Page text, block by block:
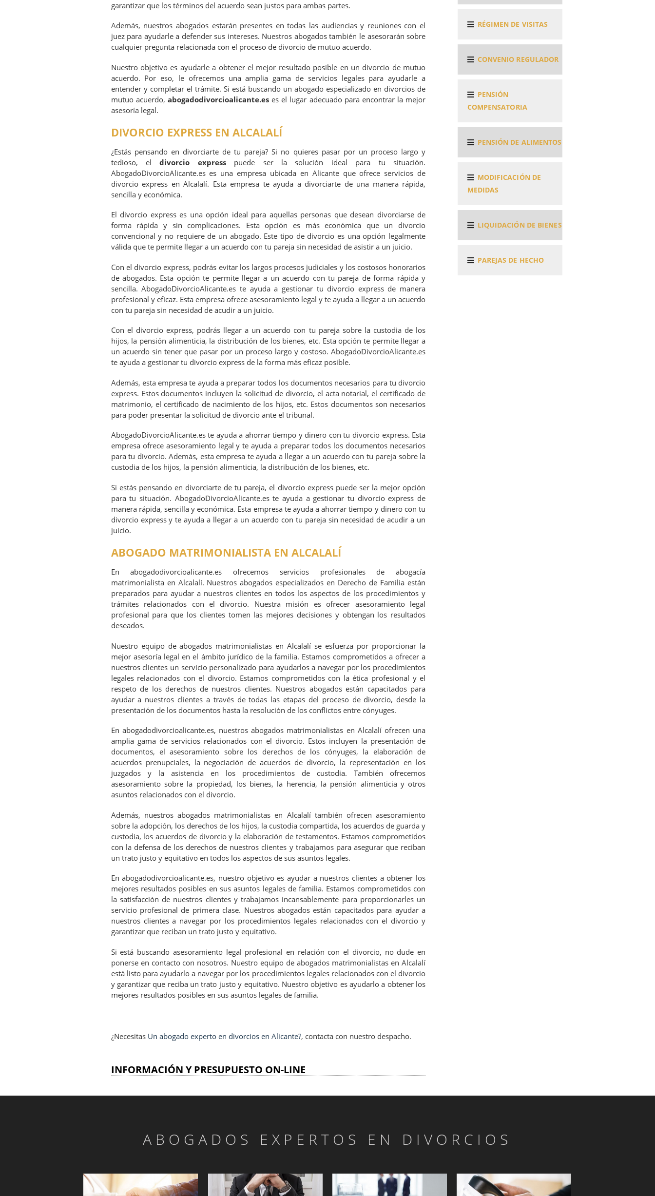
garantizar que los términos del acuerdo sean justos para ambas partes.
Además, nuestros abogados estarán presentes en todas las audiencias y reuniones con el
juez para ayudarle a defender sus intereses. Nuestros abogados también le asesorarán sobre
cualquier pregunta relacionada con el proceso de divorcio de mutuo acuerdo.
Nuestro objetivo es ayudarle a obtener el mejor resultado posible en un divorcio de mutuo
acuerdo. Por eso, le ofrecemos una amplia gama de servicios legales para ayudarle a
entender y completar el trámite. Si está buscando un abogado especializado en divorcios de
mutuo acuerdo, abogadodivorcioalicante.eses el lugar adecuado para encontrar la mejor
asesoría legal.
DIVORCIO EXPRESS EN ALCALALÍ
¿Estás pensando en divorciarte de tu pareja? Si no quieres pasar por un proceso largo y
tedioso, eldivorcio expresspuede ser la solución ideal para tu situación.
AbogadoDivorcioAlicante.es es una empresa ubicada en Alicante que ofrece servicios de
divorcio express en Alcalalí. Esta empresa te ayuda a divorciarte de una manera rápida,
sencilla y económica.
El divorcio express es una opción ideal para aquellas personas que desean divorciarse de
forma rápida y sin complicaciones. Esta opción es más económica que un divorcio
convencional y no requiere de un abogado. Este tipo de divorcio es una opción legalmente
válida que te permite llegar a un acuerdo con tu pareja sin necesidad de asistir a un juicio.
Con el divorcio express, podrás evitar los largos procesos judiciales y los costosos honorarios
de abogados. Esta opción te permite llegar a un acuerdo con tu pareja de forma rápida y
sencilla. AbogadoDivorcioAlicante.es te ayuda a gestionar tu divorcio express de manera
profesional y eficaz. Esta empresa ofrece asesoramiento legal y te ayuda a llegar a un acuerdo
con tu pareja sin necesidad de acudir a un juicio.
Con el divorcio express, podrás llegar a un acuerdo con tu pareja sobre la custodia de los
hijos, la pensión alimenticia, la distribución de los bienes, etc. Esta opción te permite llegar a
un acuerdo sin tener que pasar por un proceso largo y costoso. AbogadoDivorcioAlicante.es
te ayuda a gestionar tu divorcio express de la forma más eficaz posible.
Además, esta empresa te ayuda a preparar todos los documentos necesarios para tu divorcio
express. Estos documentos incluyen la solicitud de divorcio, el acta notarial, el certificado de
matrimonio, el certificado de nacimiento de los hijos, etc. Estos documentos son necesarios
para poder presentar la solicitud de divorcio ante el tribunal.
AbogadoDivorcioAlicante.es te ayuda a ahorrar tiempo y dinero con tu divorcio express. Esta
empresa ofrece asesoramiento legal y te ayuda a preparar todos los documentos necesarios
para tu divorcio. Además, esta empresa te ayuda a llegar a un acuerdo con tu pareja sobre la
custodia de los hijos, la pensión alimenticia, la distribución de los bienes, etc.
Si estás pensando en divorciarte de tu pareja, el divorcio express puede ser la mejor opción
para tu situación. AbogadoDivorcioAlicante.es te ayuda a gestionar tu divorcio express de
manera rápida, sencilla y económica. Esta empresa te ayuda a ahorrar tiempo y dinero con tu
divorcio express y te ayuda a llegar a un acuerdo con tu pareja sin necesidad de acudir a un
juicio.
ABOGADO MATRIMONIALISTA EN ALCALALÍ
En abogadodivorcioalicante.es ofrecemos servicios profesionales de abogacía
matrimonialista en Alcalalí. Nuestros abogados especializados en Derecho de Familia están
preparados para ayudar a nuestros clientes en todos los aspectos de los procedimientos y
trámites relacionados con el divorcio. Nuestra misión es ofrecer asesoramiento legal
profesional para que los clientes tomen las mejores decisiones y obtengan los resultados
deseados.
Nuestro equipo de abogados matrimonialistas en Alcalalí se esfuerza por proporcionar la
mejor asesoría legal en el ámbito jurídico de la familia. Estamos comprometidos a ofrecer a
nuestros clientes un servicio personalizado para ayudarlos a navegar por los procedimientos
legales relacionados con el divorcio. Estamos comprometidos con la ética profesional y el
respeto de los derechos de nuestros clientes. Nuestros abogados están capacitados para
ayudar a nuestros clientes a través de todas las etapas del proceso de divorcio, desde la
presentación de los documentos hasta la resolución de los conflictos entre cónyuges.
En abogadodivorcioalicante.es, nuestros abogados matrimonialistas en Alcalalí ofrecen una
amplia gama de servicios relacionados con el divorcio. Estos incluyen la presentación de
documentos, el asesoramiento sobre los derechos de los cónyuges, la elaboración de
acuerdos prenupciales, la negociación de acuerdos de divorcio, la representación en los
juzgados y la asistencia en los procedimientos de custodia. También ofrecemos
asesoramiento sobre la propiedad, los bienes, la herencia, la pensión alimenticia y otros
asuntos relacionados con el divorcio.
Además, nuestros abogados matrimonialistas en Alcalalí también ofrecen asesoramiento
sobre la adopción, los derechos de los hijos, la custodia compartida, los acuerdos de guarda y
custodia, los acuerdos de divorcio y la elaboración de testamentos. Estamos comprometidos
con la defensa de los derechos de nuestros clientes y trabajamos para asegurar que reciban
un trato justo y equitativo en todos los aspectos de sus asuntos legales.
En abogadodivorcioalicante.es, nuestro objetivo es ayudar a nuestros clientes a obtener los
mejores resultados posibles en sus asuntos legales de familia. Estamos comprometidos con
la satisfacción de nuestros clientes y trabajamos incansablemente para proporcionarles un
servicio profesional de primera clase. Nuestros abogados están capacitados para ayudar a
nuestros clientes a navegar por los procedimientos legales relacionados con el divorcio y
garantizar que reciban un trato justo y equitativo.
Si está buscando asesoramiento legal profesional en relación con el divorcio, no dude en
ponerse en contacto con nosotros. Nuestro equipo de abogados matrimonialistas en Alcalalí
está listo para ayudarlo a navegar por los procedimientos legales relacionados con el divorcio
y garantizar que reciba un trato justo y equitativo. Nuestro objetivo es ayudarlo a obtener los
mejores resultados posibles en sus asuntos legales de familia.
¿Necesitas Un abogado experto en divorcios en Alicante?, contacta con nuestro despacho.
INFORMACIÓN Y PRESUPUESTO ON-LINE
RÉGIMEN DE VISITAS
CONVENIO REGULADOR
PENSIÓN
COMPENSATORIA
PENSIÓN DE ALIMENTOS
MODIFICACIÓN DE
MEDIDAS
LIQUIDACIÓN DE BIENES
PAREJAS DE HECHO
ABOGADOS EXPERTOS EN DIVORCIOS